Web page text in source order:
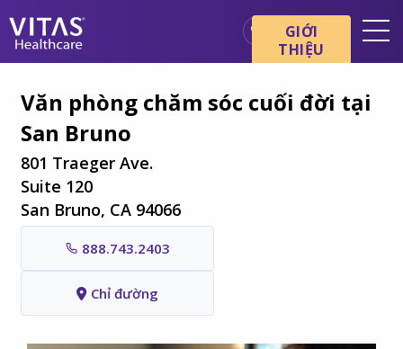
Cơ bản về chăm sóc cuối đời
Chuyên gia chăm sóc sức
Gia đình và người chăm sóc
GIỚI
THIỆU
Văn phòng chăm sóc cuối đời tại
San Bruno
801 Traeger Ave.
Suite 120
San Bruno, CA 94066
888.743.2403
Chỉ đường